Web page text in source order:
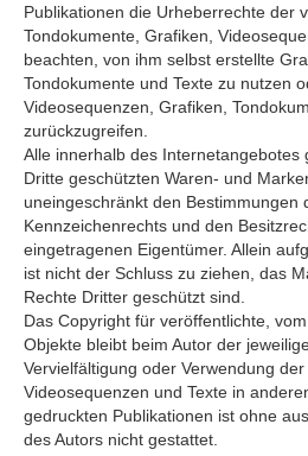
Publikationen die Urheberrechte der
Tondokumente, Grafiken,
beachten, von ihm selbst erstellte
Tondokumente und Texte zu nutzen
Videosequenzen, Grafiken,
zurückzugreifen.
Alle innerhalb des Internetangebotes
Dritte geschützten Waren- und
uneingeschränkt den Bestimmungen
Kennzeichenrechts und den
eingetragenen Eigentümer. Allein
ist nicht der Schluss zu ziehen, das
Rechte Dritter geschützt sind.
Das Copyright für veröffentlichte,
Objekte bleibt beim Autor der
Vervielfältigung oder Verwendung
Videosequenzen und Texte in
gedruckten Publikationen ist ohne
des Autors nicht gestattet.